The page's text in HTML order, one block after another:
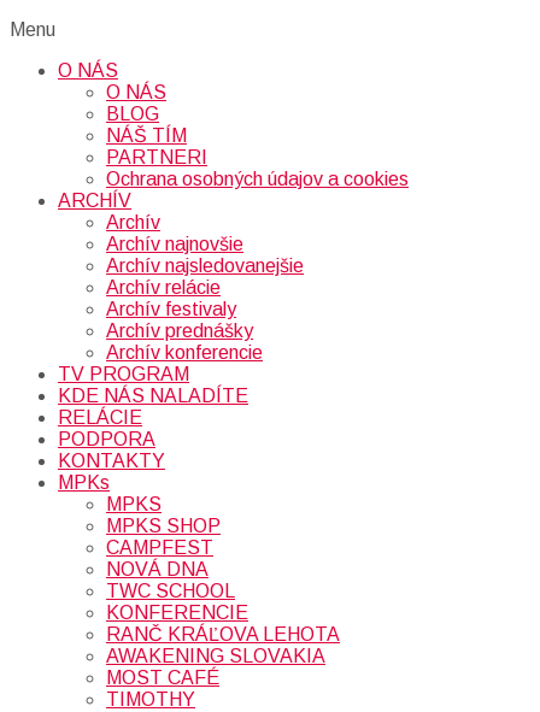
Menu
O NÁS
O NÁS
BLOG
NÁŠ TÍM
PARTNERI
Ochrana osobných údajov a cookies
ARCHÍV
Archív
Archív najnovšie
Archív najsledovanejšie
Archív relácie
Archív festivaly
Archív prednášky
Archív konferencie
TV PROGRAM
KDE NÁS NALADÍTE
RELÁCIE
PODPORA
KONTAKTY
MPKs
MPKS
MPKS SHOP
CAMPFEST
NOVÁ DNA
TWC SCHOOL
KONFERENCIE
RANČ KRÁĽOVA LEHOTA
AWAKENING SLOVAKIA
MOST CAFÉ
TIMOTHY